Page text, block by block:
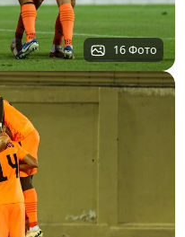
16 Фото